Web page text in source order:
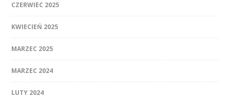
CZERWIEC 2025
KWIECIEŃ 2025
MARZEC 2025
MARZEC 2024
LUTY 2024